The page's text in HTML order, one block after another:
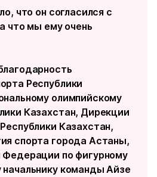
что он согласился с
что мы ему очень
Республики
олимпийскому
Казахстан, Дирекции
Казахстан,
спорта города Астаны,
Федерации по фигурному
команды Айзе